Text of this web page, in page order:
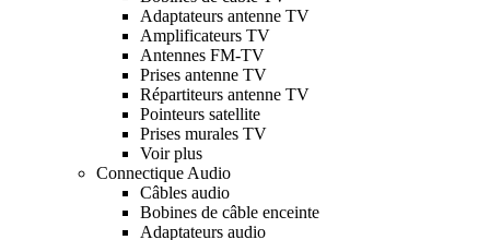
Adaptateurs antenne TV
Amplificateurs TV
Antennes FM-TV
Prises antenne TV
Répartiteurs antenne TV
Pointeurs satellite
Prises murales TV
Voir plus
Connectique Audio
Câbles audio
Bobines de câble enceinte
Adaptateurs audio